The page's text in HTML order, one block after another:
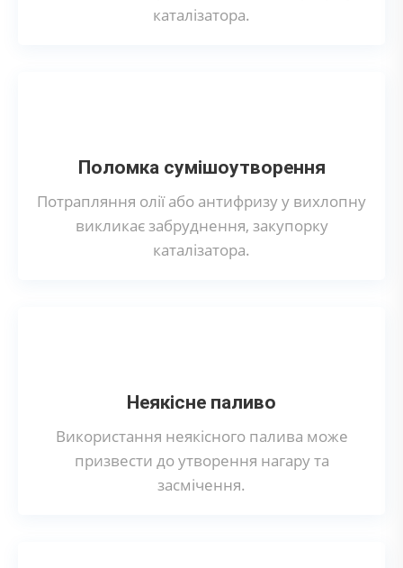
каталізатора.
Поломка сумішоутворення
Потрапляння олії або антифризу у вихлопну
викликає забруднення, закупорку
каталізатора.
Неякісне паливо
Використання неякісного палива може
призвести до утворення нагару та
засмічення.